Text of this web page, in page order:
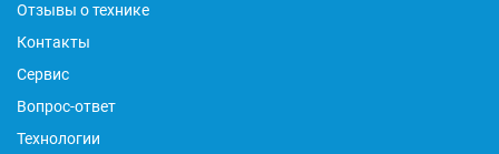
Отзывы о технике
Контакты
Сервис
Вопрос-ответ
Технологии